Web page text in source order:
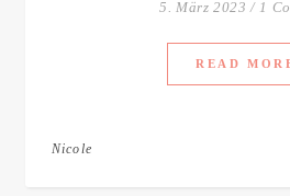
5. März 2023 / 1
READ
Nicole